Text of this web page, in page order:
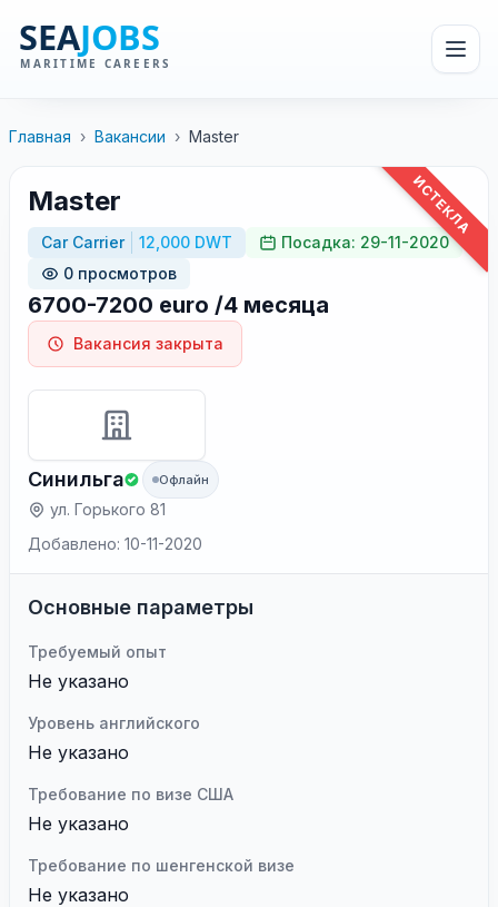
Главная › Вакансии › Master
ИСТЕКЛА
Master
Car Carrier 12,000 DWT
Посадка: 29-11-2020
0 просмотров
6700-7200 euro /4 месяца
Вакансия закрыта
Синильга Офлайн
ул. Горького 81
Добавлено: 10-11-2020
Основные параметры
Требуемый опыт
Не указано
Уровень английского
Не указано
Требование по визе США
Не указано
Требование по шенгенской визе
Не указано